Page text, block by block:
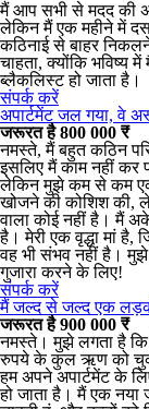
मैं आप सभी से मदद की
लेकिन मैं एक महीने में
कठिनाई से बाहर
चाहता, क्योंकि भविष्य
ब्लैकलिस्ट हो जाता है।
संपर्क करें
अपार्टमेंट जल गया, वे
जरूरत है 800 000 ₹
नमस्ते, मैं बहुत कठिन
इसलिए मैं काम नहीं कर
लेकिन मुझे कम से कम एक
खोजने की कोशिश की,
वाला कोई नहीं है। मैं
है। मेरी एक वृद्धा मां
वह भी संभव नहीं है।
गुजारा करने के लिए!
संपर्क करें
मैं जल्द से जल्द एक
जरूरत है 900 000 ₹
नमस्ते। मुझे लगता है
रुपये के कुल ऋण को
हम अपने अपार्टमेंट के
हो जाता है। मैं एक